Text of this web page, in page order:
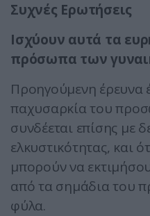
Συχνές Ερωτήσεις
Ισχύουν αυτά τα
πρόσωπα των
Προηγούμενη έρευνα
παχυσαρκία του
συνδέεται επίσης με
ελκυστικότητας, και
μπορούν να
από τα σημάδια του
φύλα.